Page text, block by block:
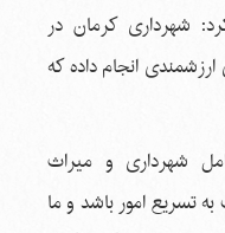
شهرداری کرمان در
انجام داده که
شهرداری و میراث
تسریع امور باشد و ما